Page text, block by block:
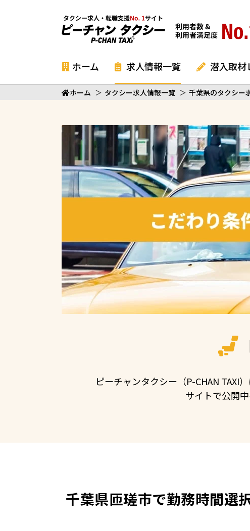
ホーム 求人情報一覧 潜入取材
ホーム ＞ タクシー求人情報一覧 ＞ 千葉県のタクシー
ピーチャンタクシー（P-CHAN TAXI
サイトで公開
千葉県匝瑳市で勤務時間選